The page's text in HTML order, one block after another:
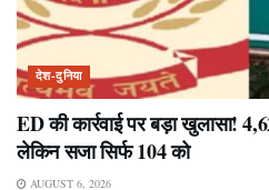
देश-दुनिया
ED की कार्रवाई पर बड़ा खुलासा!
लेकिन सजा सिर्फ 104 को
AUGUST 6, 2026